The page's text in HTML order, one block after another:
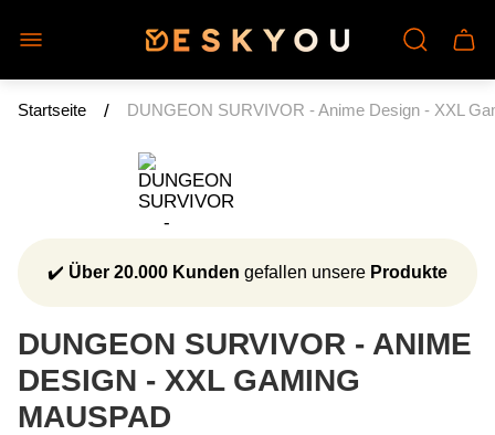
Laden-
Logo"
Startseite / DUNGEON SURVIVOR - Anime Design - XXL
✔️ Über 20.000 Kunden gefallen unsere Produkte
DUNGEON SURVIVOR - ANIME
DESIGN - XXL GAMING
MAUSPAD